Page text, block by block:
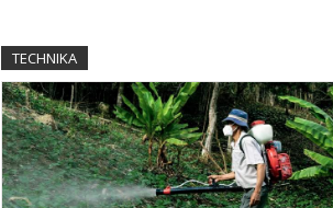
TECHNIKA